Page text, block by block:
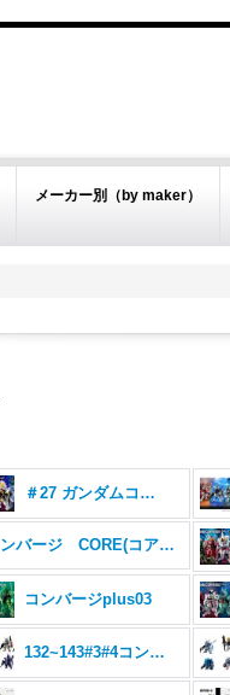
メーカー別（by maker）
＃27 ガンダムコンバージ
コンバージ CORE(コア) シリーズ
コンバージplus03
132~143#3#4コンバージ